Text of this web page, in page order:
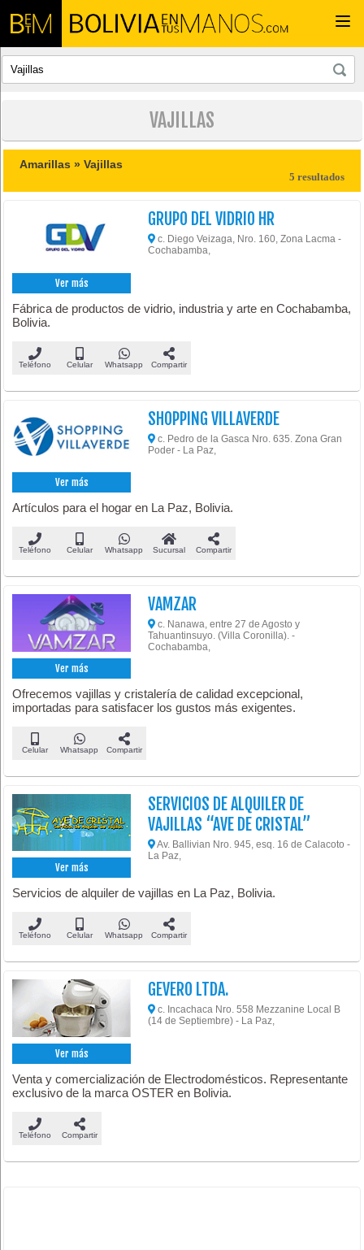
VAJILLAS
Amarillas »Vajillas
5 resultados
Ver más
GRUPO DEL VIDRIO HR
c. Diego Veizaga, Nro. 160, Zona Lacma -
Cochabamba,
Fábrica de productos de vidrio, industria y arte en Cochabamba,
Bolivia.
Teléfono Celular Whatsapp Compartir
Ver más
SHOPPING VILLAVERDE
c. Pedro de la Gasca Nro. 635. Zona Gran
Poder - La Paz,
Artículos para el hogar en La Paz, Bolivia.
Teléfono Celular Whatsapp Sucursal Compartir
Ver más
VAMZAR
c. Nanawa, entre 27 de Agosto y
Tahuantinsuyo. (Villa Coronilla). -
Cochabamba,
Ofrecemos vajillas y cristalería de calidad excepcional,
importadas para satisfacer los gustos más exigentes.
Celular Whatsapp Compartir
Ver más
SERVICIOS DE ALQUILER DE
VAJILLAS “AVE DE CRISTAL”
Av. Ballivian Nro. 945, esq. 16 de Calacoto -
La Paz,
Servicios de alquiler de vajillas en La Paz, Bolivia.
Teléfono Celular Whatsapp Compartir
Ver más
GEVERO LTDA.
c. Incachaca Nro. 558 Mezzanine Local B
(14 de Septiembre) - La Paz,
Venta y comercialización de Electrodomésticos. Representante
exclusivo de la marca OSTER en Bolivia.
Teléfono Compartir